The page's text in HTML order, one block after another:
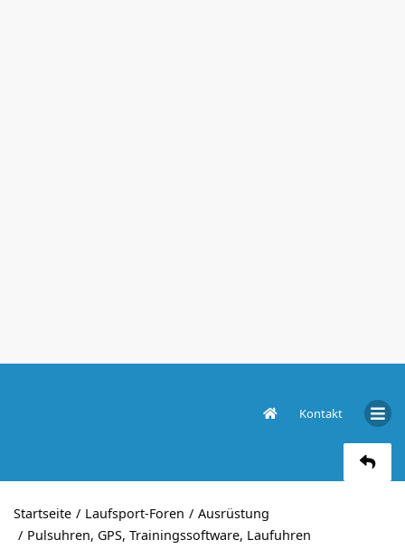
Kontakt
Startseite Laufsport-Foren
Ausrüstung
Pulsuhren, GPS, Trainingssoftware, Laufuhren